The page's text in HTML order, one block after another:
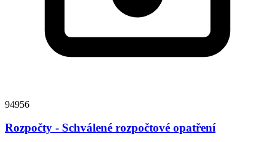
94956
Rozpočty - Schválené rozpočtové opatření